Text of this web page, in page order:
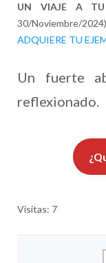
UN VIAJE A TU
30/Noviembre/2024)
ADQUIERE TU
Un fuerte
reflexionado.
Visitas: 7